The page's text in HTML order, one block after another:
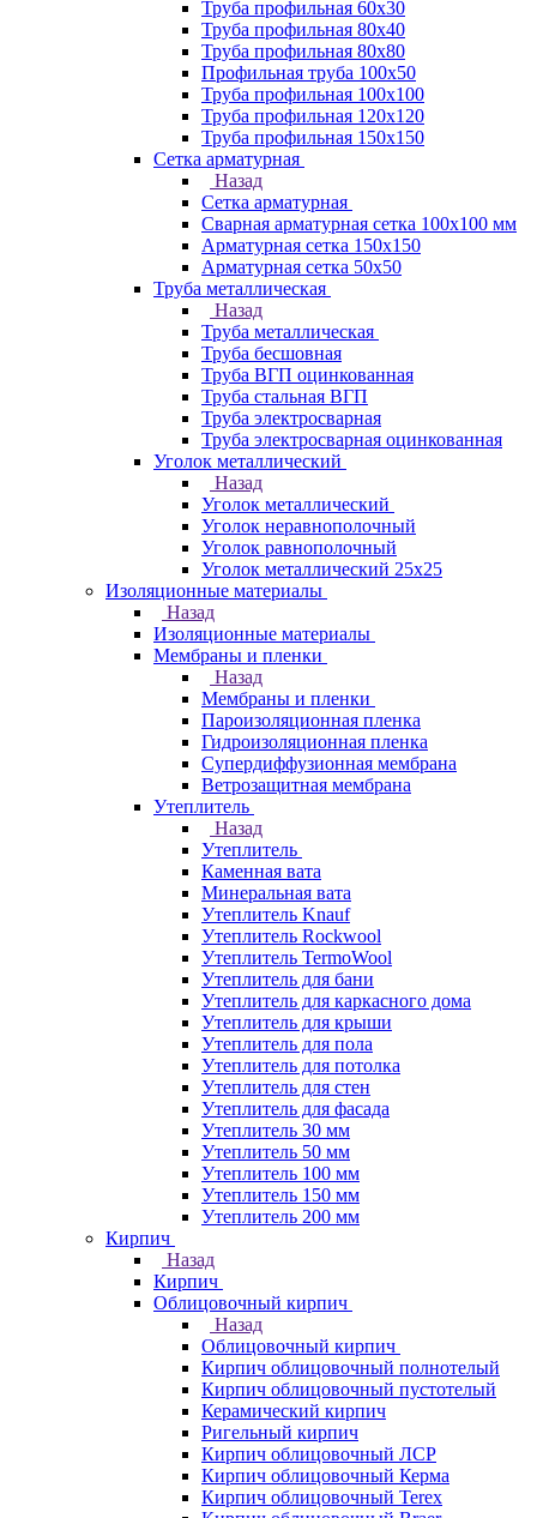
Труба профильная 60х30
Труба профильная 80х40
Труба профильная 80х80
Профильная труба 100х50
Труба профильная 100х100
Труба профильная 120х120
Труба профильная 150х150
Сетка арматурная
Назад
Сетка арматурная
Сварная арматурная сетка 100х100 мм
Арматурная сетка 150х150
Арматурная сетка 50х50
Труба металлическая
Назад
Труба металлическая
Труба бесшовная
Труба ВГП оцинкованная
Труба стальная ВГП
Труба электросварная
Труба электросварная оцинкованная
Уголок металлический
Назад
Уголок металлический
Уголок неравнополочный
Уголок равнополочный
Уголок металлический 25х25
Изоляционные материалы
Назад
Изоляционные материалы
Мембраны и пленки
Назад
Мембраны и пленки
Пароизоляционная пленка
Гидроизоляционная пленка
Супердиффузионная мембрана
Ветрозащитная мембрана
Утеплитель
Назад
Утеплитель
Каменная вата
Минеральная вата
Утеплитель Knauf
Утеплитель Rockwool
Утеплитель TermoWool
Утеплитель для бани
Утеплитель для каркасного дома
Утеплитель для крыши
Утеплитель для пола
Утеплитель для потолка
Утеплитель для стен
Утеплитель для фасада
Утеплитель 30 мм
Утеплитель 50 мм
Утеплитель 100 мм
Утеплитель 150 мм
Утеплитель 200 мм
Кирпич
Назад
Кирпич
Облицовочный кирпич
Назад
Облицовочный кирпич
Кирпич облицовочный полнотелый
Кирпич облицовочный пустотелый
Керамический кирпич
Ригельный кирпич
Кирпич облицовочный ЛСР
Кирпич облицовочный Керма
Кирпич облицовочный Terex